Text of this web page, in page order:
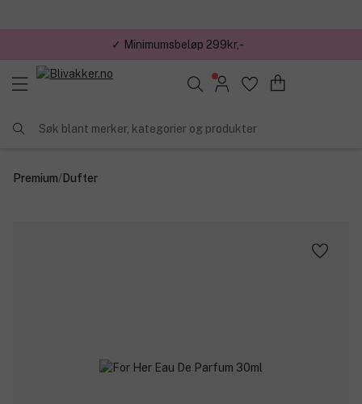
✓ Gratis frakt til våre butikker
Søk blant merker, kategorier og produkter
Premium/Dufter